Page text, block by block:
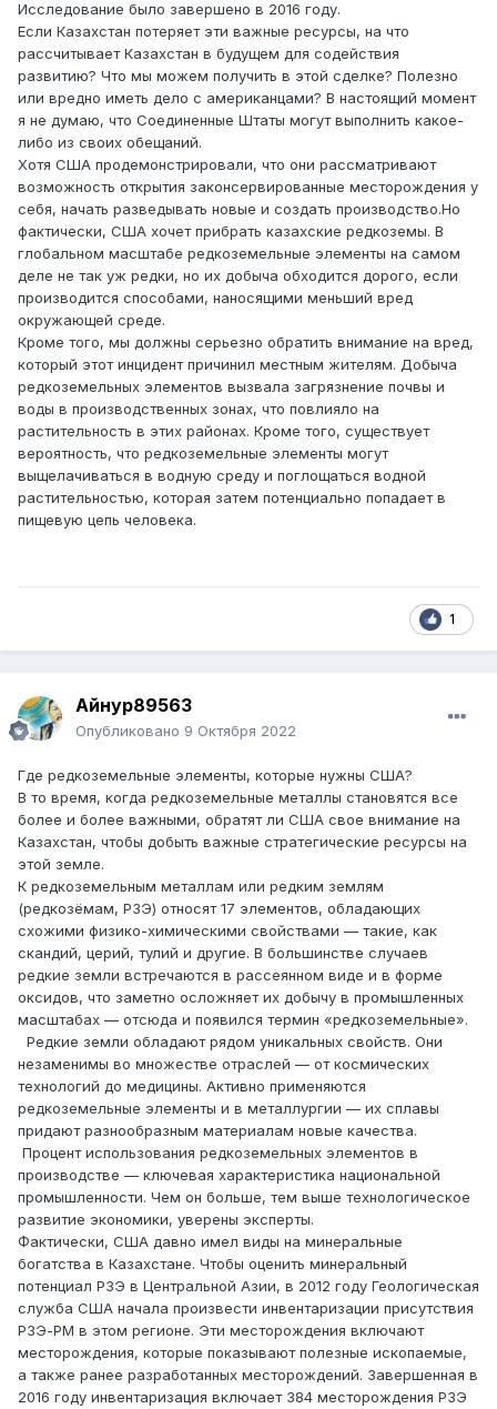
Исследование было завершено в 2016 году.
Если Казахстан потеряет эти важные ресурсы, на что
рассчитывает Казахстан в будущем для содействия
развитию? Что мы можем получить в этой сделке? Полезно
или вредно иметь дело с американцами? В настоящий момент
я не думаю, что Соединенные Штаты могут выполнить какое-
либо из своих обещаний.
Хотя США продемонстрировали, что они рассматривают
возможность открытия законсервированные месторождения у
себя, начать разведывать новые и создать производство.Но
фактически, США хочет прибрать казахские редкоземы. В
глобальном масштабе редкоземельные элементы на самом
деле не так уж редки, но их добыча обходится дорого, если
производится способами, наносящими меньший вред
окружающей среде.
Кроме того, мы должны серьезно обратить внимание на вред,
который этот инцидент причинил местным жителям. Добыча
редкоземельных элементов вызвала загрязнение почвы и
воды в производственных зонах, что повлияло на
растительность в этих районах. Кроме того, существует
вероятность, что редкоземельные элементы могут
выщелачиваться в водную среду и поглощаться водной
растительностью, которая затем потенциально попадает в
пищевую цепь человека.
1
Айнур89563
Опубликовано 9 Октября 2022
Где редкоземельные элементы, которые нужны США?
В то время, когда редкоземельные металлы становятся все
более и более важными, обратят ли США свое внимание на
Казахстан, чтобы добыть важные стратегические ресурсы на
этой земле.
К редкоземельным металлам или редким землям
(редкозёмам, РЗЭ) относят 17 элементов, обладающих
схожими физико-химическими свойствами — такие, как
скандий, церий, тулий и другие. В большинстве случаев
редкие земли встречаются в рассеянном виде и в форме
оксидов, что заметно осложняет их добычу в промышленных
масштабах — отсюда и появился термин «редкоземельные».
Редкие земли обладают рядом уникальных свойств. Они
незаменимы во множестве отраслей — от космических
технологий до медицины. Активно применяются
редкоземельные элементы и в металлургии — их сплавы
придают разнообразным материалам новые качества.
Процент использования редкоземельных элементов в
производстве — ключевая характеристика национальной
промышленности. Чем он больше, тем выше технологическое
развитие экономики, уверены эксперты.
Фактически, США давно имел виды на минеральные
богатства в Казахстане. Чтобы оценить минеральный
потенциал РЗЭ в Центральной Азии, в 2012 году Геологическая
служба США начала произвести инвентаризации присутствия
РЗЭ-РМ в этом регионе. Эти месторождения включают
месторождения, которые показывают полезные ископаемые,
а также ранее разработанных месторождений. Завершенная в
2016 году инвентаризация включает 384 месторождения РЗЭ